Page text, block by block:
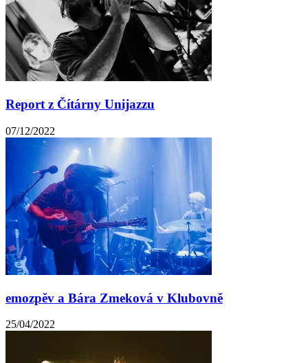
Report z Čítárny Unijazzu
07/12/2022
emozpěv a Bára Zmeková v Klubovně
25/04/2022